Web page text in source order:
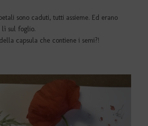
sono caduti, tutti assieme. Ed erano
lì sul foglio.
capsula che contiene i semi?!